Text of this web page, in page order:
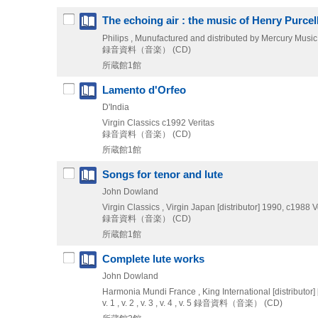
The echoing air : the music of Henry Purcell
Philips , Munufactured and distributed by Mercury
録音資料（音楽） (CD)
所蔵館1館
Lamento d'Orfeo
D'India
Virgin Classics c1992 Veritas
録音資料（音楽） (CD)
所蔵館1館
Songs for tenor and lute
John Dowland
Virgin Classics , Virgin Japan [distributor] 1990, c1988
録音資料（音楽） (CD)
所蔵館1館
Complete lute works
John Dowland
Harmonia Mundi France , King International [distributor]
v. 1 , v. 2 , v. 3 , v. 4 , v. 5 録音資料（音楽） (CD)